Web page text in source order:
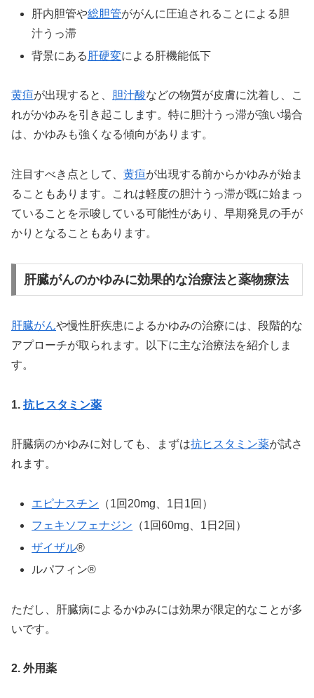
肝内胆管や総胆管ががんに圧迫されることによる胆
汁うっ滞
背景にある 肝硬変による肝機能低下
黄疸が出現すると、 胆汁酸などの物質が皮膚に沈着し、こ
れがかゆみを引き起こします。特に胆汁うっ滞が強い場合
は、かゆみも強くなる傾向があります。
注目すべき点として、 黄疸が出現する前からかゆみが始ま
ることもあります。これは軽度の胆汁うっ滞が既に始まっ
ていることを示唆している可能性があり、早期発見の手が
かりとなることもあります。
肝臓がんのかゆみに効果的な治療法と薬物療法
肝臓がんや慢性肝疾患によるかゆみの治療には、段階的な
アプローチが取られます。以下に主な治療法を紹介しま
す。
1. 抗ヒスタミン薬
肝臓病のかゆみに対しても、まずは抗ヒスタミン薬が試さ
れます。
エピナスチン （1回20mg、1日1回）
フェキソフェナジン （1回60mg、1日2回）
ザイザル®
ルパフィン®
ただし、肝臓病によるかゆみには効果が限定的なことが多
いです。
2. 外用薬